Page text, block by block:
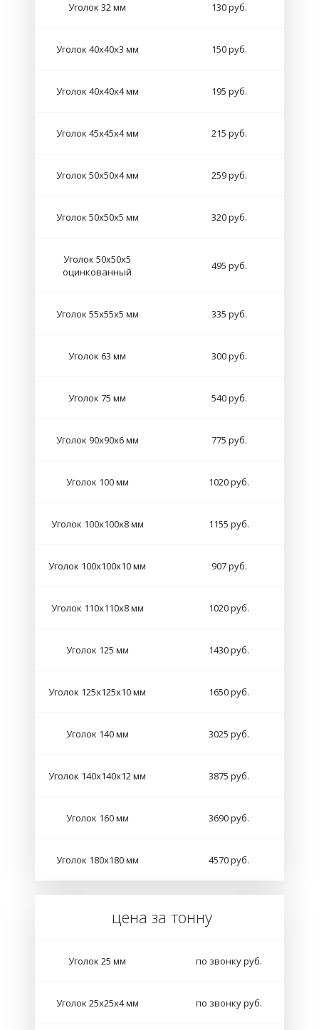
Уголок 32 мм 130 руб.
Уголок 40х40х3 мм 150 руб.
Уголок 40х40х4 мм 195 руб.
Уголок 45х45х4 мм 215 руб.
Уголок 50х50х4 мм 259 руб.
Уголок 50х50х5 мм 320 руб.
Уголок 50х50х5
оцинкованный
495 руб.
Уголок 55х55х5 мм 335 руб.
Уголок 63 мм 300 руб.
Уголок 75 мм 540 руб.
Уголок 90х90х6 мм 775 руб.
Уголок 100 мм 1020 руб.
Уголок 100х100х8 мм 1155 руб.
Уголок 100х100х10 мм 907 руб.
Уголок 110х110х8 мм 1020 руб.
Уголок 125 мм 1430 руб.
Уголок 125х125х10 мм 1650 руб.
Уголок 140 мм 3025 руб.
Уголок 140х140х12 мм 3875 руб.
Уголок 160 мм 3690 руб.
Уголок 180х180 мм 4570 руб.
цена за тонну
Уголок 25 мм по звонку руб.
Уголок 25х25х4 мм по звонку руб.